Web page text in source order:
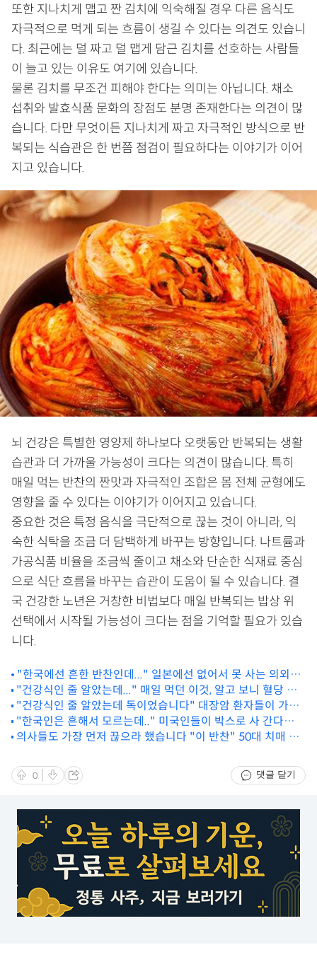
또한 지나치게 맵고 짠 김치에 익숙해질 경우 다른 음식도
자극적으로 먹게 되는 흐름이 생길 수 있다는 의견도 있습니
다. 최근에는 덜 짜고 덜 맵게 담근 김치를 선호하는 사람들
이 늘고 있는 이유도 여기에 있습니다.
물론 김치를 무조건 피해야 한다는 의미는 아닙니다. 채소
섭취와 발효식품 문화의 장점도 분명 존재한다는 의견이 많
습니다. 다만 무엇이든 지나치게 짜고 자극적인 방식으로 반
복되는 식습관은 한 번쯤 점검이 필요하다는 이야기가 이어
지고 있습니다.
뇌 건강은 특별한 영양제 하나보다 오랫동안 반복되는 생활
습관과 더 가까울 가능성이 크다는 의견이 많습니다. 특히
매일 먹는 반찬의 짠맛과 자극적인 조합은 몸 전체 균형에도
영향을 줄 수 있다는 이야기가 이어지고 있습니다.
중요한 것은 특정 음식을 극단적으로 끊는 것이 아니라, 익
숙한 식탁을 조금 더 담백하게 바꾸는 방향입니다. 나트륨과
가공식품 비율을 조금씩 줄이고 채소와 단순한 식재료 중심
으로 식단 흐름을 바꾸는 습관이 도움이 될 수 있습니다. 결
국 건강한 노년은 거창한 비법보다 매일 반복되는 밥상 위
선택에서 시작될 가능성이 크다는 점을 기억할 필요가 있습
니다.
"한국에선 흔한 반찬인데..." 일본에선 없어서 못 사는 의외의
슈퍼푸드
"건강식인 줄 알았는데..." 매일 먹던 이것, 알고 보니 혈당 올
리는 최악의 음식
"건강식인 줄 알았는데 독이었습니다" 대장암 환자들이 가장
후회한 반찬
"한국인은 흔해서 모르는데.." 미국인들이 박스로 사 간다는
뜻밖의 간식
의사들도 가장 먼저 끊으라 했습니다 "이 반찬" 50대 치매 위
0 댓글 닫기